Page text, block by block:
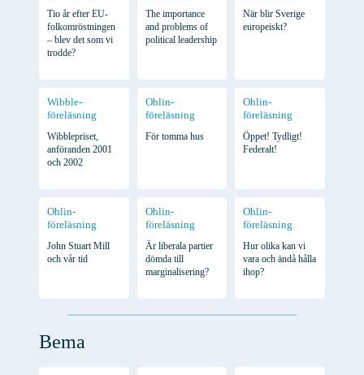
Tio år efter EU-
folkomröstningen
– blev det som vi
trodde?
The importance
and problems of
political leadership
När blir Sverige
europeiskt?
Wibble-
föreläsning
Wibblepriset,
anföranden 2001
och 2002
Ohlin-
föreläsning
För tomma hus
Ohlin-
föreläsning
Öppet! Tydligt!
Federalt!
Ohlin-
föreläsning
John Stuart Mill
och vår tid
Ohlin-
föreläsning
Är liberala partier
dömda till
marginalisering?
Ohlin-
föreläsning
Hur olika kan vi
vara och ändå hålla
ihop?
Bema